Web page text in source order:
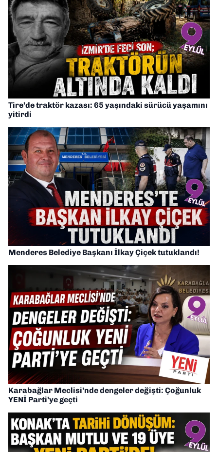
Tire’de traktör kazası: 65 yaşındaki sürücü yaşamını
yitirdi
Menderes Belediye Başkanı İlkay Çiçek tutuklandı!
Karabağlar Meclisi’nde dengeler değişti: Çoğunluk
YENİ Parti’ye geçti